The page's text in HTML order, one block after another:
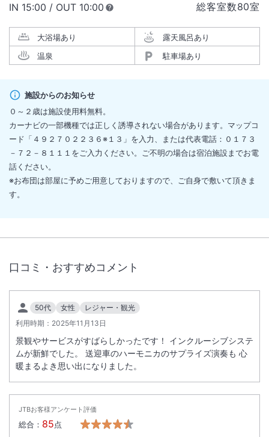
夏は日本海に沈む夕陽が堪能できます。
総客室数80室
IN チェックイン
15:00 / OUT チェックアウト
10:00
大浴場あり
露天風呂あり
温泉
駐車場あり
施設からのお知らせ
０～２歳は施設使用料無料。
カーナビの一部機種では正しく誘導されない場合があります。マップコ
ード「４９２７０２２３６※１３」を入力、または代表電話：０１７３
－７２－８１１１をご入力ください。ご不明の場合は宿泊施設までお電
話ください。
※お布団は部屋に予めご用意しておりますので、ご自身で敷いて頂きま
す。
口コミ・おすすめコメント
50代 女性
レジャー・観光
利用時期： 2025年11月13日
景観やサービスがすばらしかったです！ インクルーシブシステ
ムが新鮮でした。 送迎車のハーモニカのサプライズ演奏も 心
暖まるよき思い出になりました。
JTBお客様アンケート評価
総合： 85点